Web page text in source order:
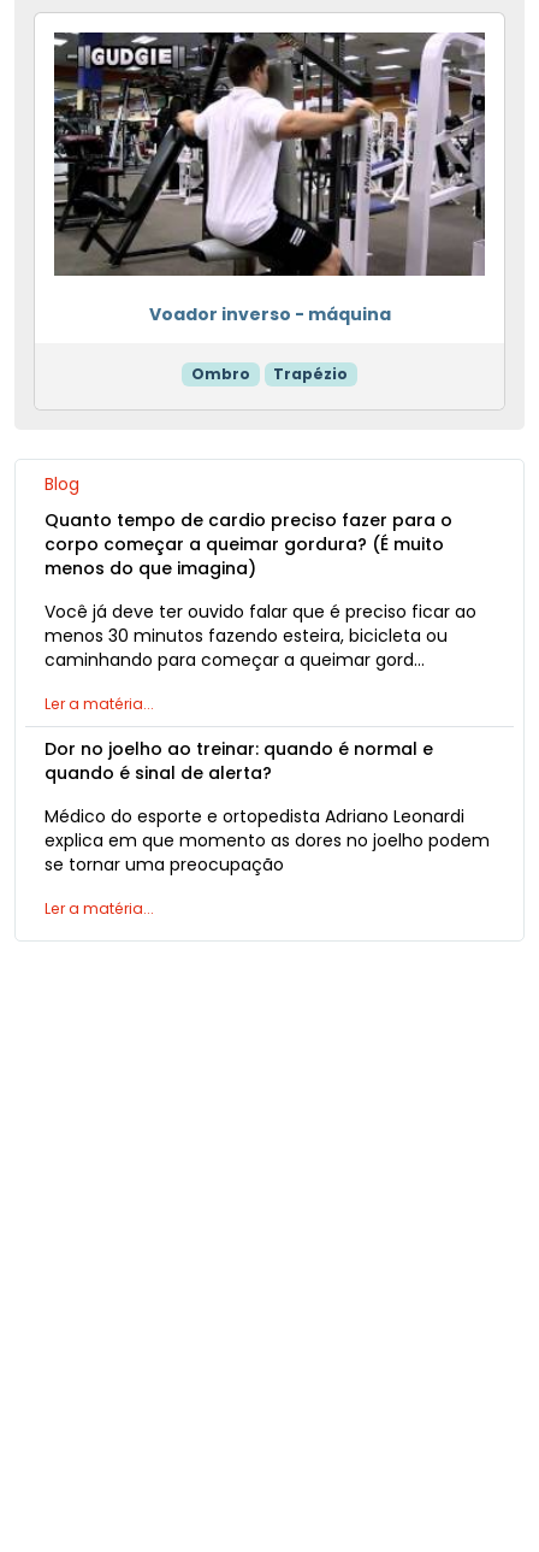
Voador inverso - máquina
Ombro Trapézio
Blog
Quanto tempo de cardio preciso fazer para o
corpo começar a queimar gordura? (É muito
menos do que imagina)
Você já deve ter ouvido falar que é preciso ficar ao
menos 30 minutos fazendo esteira, bicicleta ou
caminhando para começar a queimar gord…
Ler a matéria...
Dor no joelho ao treinar: quando é normal e
quando é sinal de alerta?
Médico do esporte e ortopedista Adriano Leonardi
explica em que momento as dores no joelho podem
se tornar uma preocupação
Ler a matéria...